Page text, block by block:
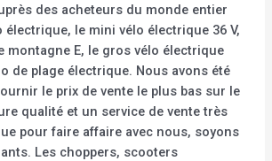
des acheteurs du monde entier
électrique, le mini vélo électrique 36 V,
montagne E, le gros vélo électrique
de plage électrique. Nous avons été
le prix de vente le plus bas sur le
qualité et un service de vente très
pour faire affaire avec nous, soyons
Les choppers, scooters